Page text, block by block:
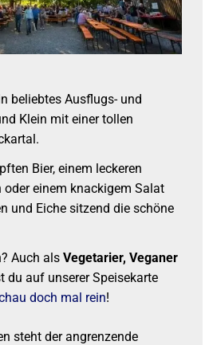
beliebtes Ausflugs- und
Klein mit einer tollen
Bier, einem leckeren
oder einem knackigem Salat
und Eiche sitzend die schöne
Auch als Vegetarier, Veganer
du auf unsererSpeisekarte
doch mal rein!
steht der angrenzende